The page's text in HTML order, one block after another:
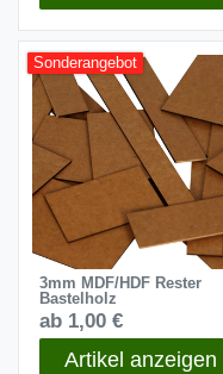
Sonderangebot
3mm MDF/HDF Rester
Bastelholz
ab 1,00 €
Artikel anzeigen